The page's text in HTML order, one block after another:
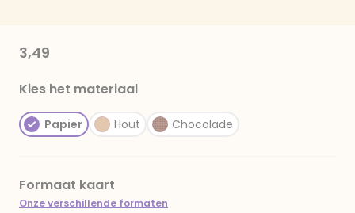
3,49
Kies het materiaal
Papier Hout Chocolade
Formaat kaart
Onze verschillende formaten